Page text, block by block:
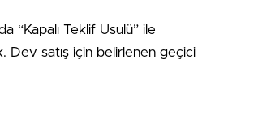
“Kapalı Teklif Usulü” ile
Dev satış için belirlenen geçici